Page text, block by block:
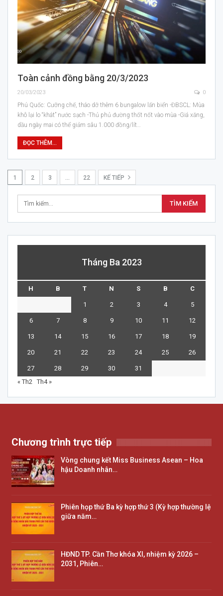
Toàn cảnh đồng bằng 20/3/2023
20/03/2023 0
Phú Quốc: Cưỡng chế, tháo dỡ thêm 6 bungalow lấn biển -ĐBSCL: Mùa
khô lại lo “khát” nước sạch -Thủ phủ đường thốt nốt vào mùa -Giá xăng,
dầu ngày mai có thể giảm sâu 1.000 đồng/lít…
ĐỌC THÊM...
1 2 3 … 22 KẾ TIẾP
Tháng Ba 2023
H B T N S B C
1 2 3 4 5
6 7 8 9 10 11 12
13 14 15 16 17 18 19
20 21 22 23 24 25 26
27 28 29 30
31
« Th2 Th4 »
Chương trình trực tiếp
Vòng chung kết Miss Business Asean – Hoa
hậu Doanh nhân…
Phiên họp thứ Ba kỳ hợp thứ 3 (Kỳ hợp thường lệ
giữa năm…
HĐND TP. Cần Thơ khóa XI, nhiệm kỳ 2026 –
2031, Phiên…